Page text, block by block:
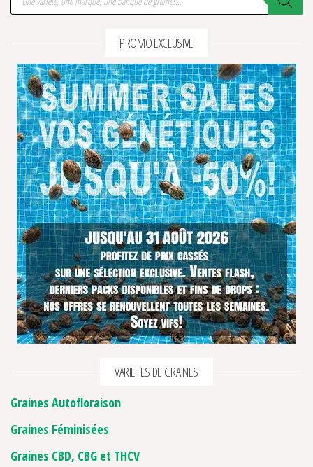
PROMO EXCLUSIVE
VARIETES DE GRAINES
Graines Autofloraison
Graines Féminisées
Graines CBD, CBG et THCV